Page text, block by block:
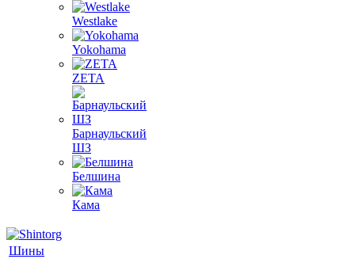
Westlake
Yokohama
ZETA
Барнаульский
ШЗ
Белшина
Кама
Шины